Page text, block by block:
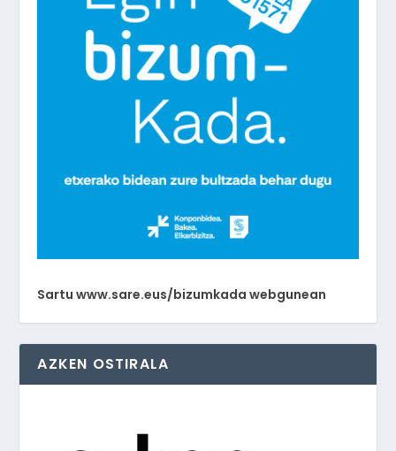
Sartu www.sare.eus/bizumkada webgunean
AZKEN OSTIRALA